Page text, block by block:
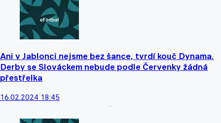
Ani v Jablonci nejsme bez šance, tvrdí kouč Dynama.
Derby se Slováckem nebude podle Červenky žádná
přestřelka
16.02.2024 18:45